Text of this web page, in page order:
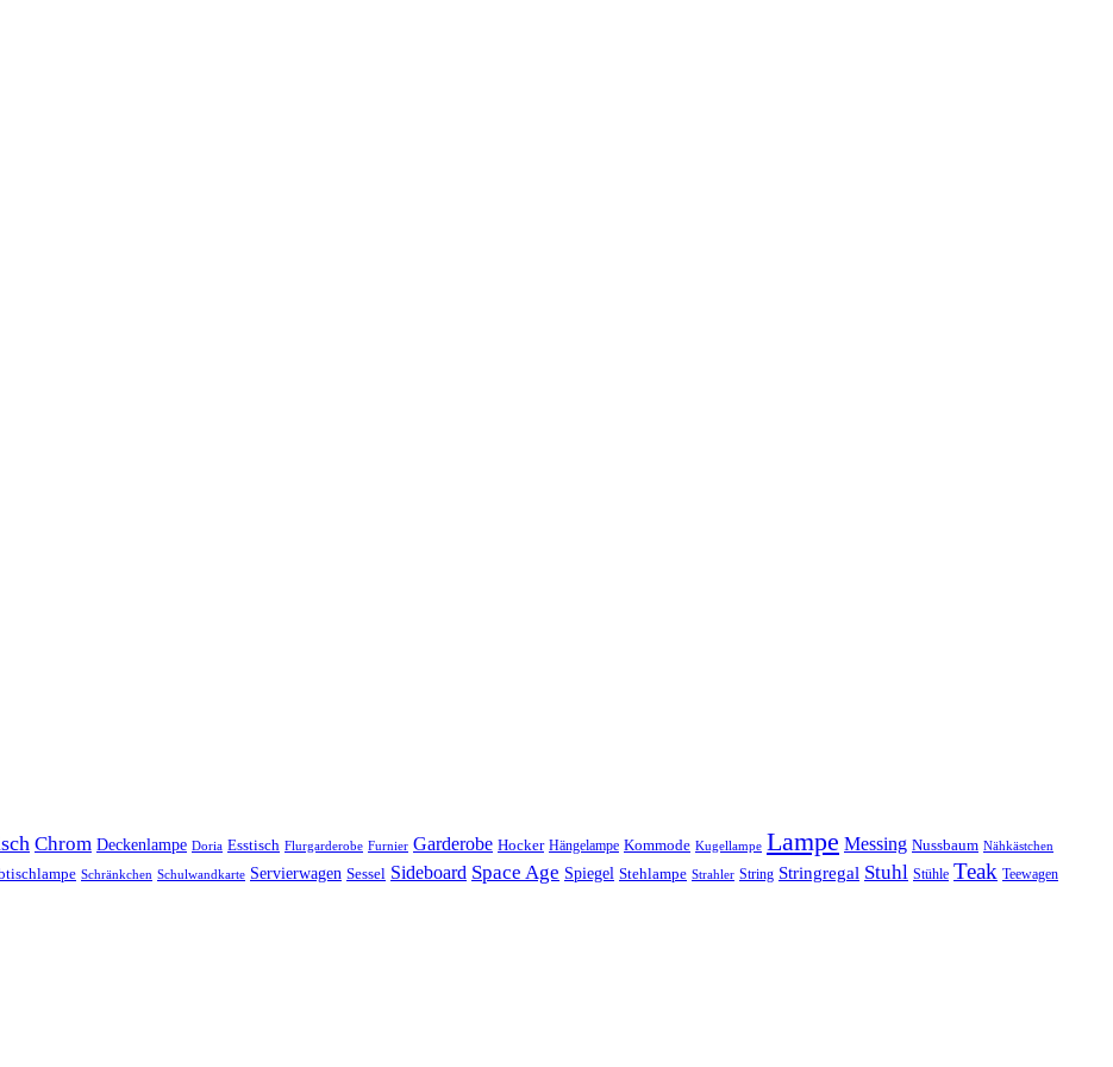
Chrom Deckenlampe Doria Esstisch Flurgarderobe Furnier Garderobe Hocker Hängelampe Kommode Kugellampe Lampe Messing Nussbaum Nähkästchen
Schränkchen Schulwandkarte Servierwagen Sessel Sideboard Space Age Spiegel Stehlampe Strahler String Stringregal Stuhl Stühle Teak Teewagen